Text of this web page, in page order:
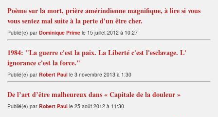
Poème sur la mort, prière amérindienne magnifique, à lire si vous
vous sentez mal suite à la perte d'un être cher.
Publié(e) par Dominique Prime le 15 juillet 2012 à 10:27
1984: "La guerre c'est la paix. La Liberté c'est l'esclavage. L'
ignorance c'est la force."
Publié(e) par Robert Paul le 3 novembre 2013 à 1:30
De l’art d’être malheureux dans « Capitale de la douleur »
Publié(e) par Robert Paul le 25 août 2012 à 11:30